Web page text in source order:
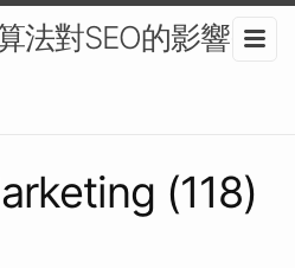
法對SEO的影響-網
(118)